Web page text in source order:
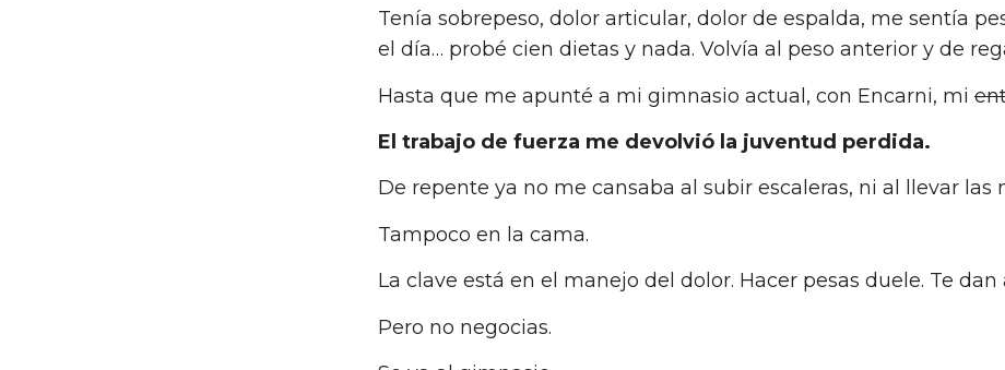
Tenía sobrepeso, dolor articular, dolor de espalda, me sentía
el día… probé cien dietas y nada. Volvía al peso anterior y de
Hasta que me apunté a mi gimnasio actual, con Encarni, mi
El trabajo de fuerza me devolvió la juventud perdida.
De repente ya no me cansaba al subir escaleras, ni al llevar
Tampoco en la cama.
La clave está en el manejo del dolor. Hacer pesas duele. Te dan
Pero no negocias.